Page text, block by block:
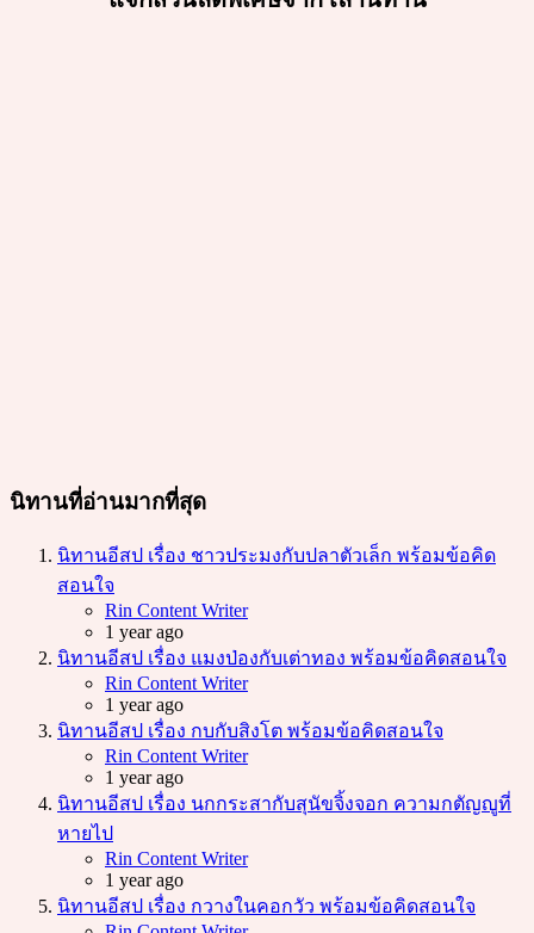
นิทานที่อ่านมากที่สุด
นิทานอีสป เรื่อง ชาวประมงกับปลาตัวเล็ก พร้อมข้อคิด
สอนใจ
Posted
Rin Content Writer
1 year ago
นิทานอีสป เรื่อง แมงป่องกับเต่าทอง พร้อมข้อคิดสอนใจ
Posted
Rin Content Writer
1 year ago
นิทานอีสป เรื่อง กบกับสิงโต พร้อมข้อคิดสอนใจ
Posted
Rin Content Writer
1 year ago
นิทานอีสป เรื่อง นกกระสากับสุนัขจิ้งจอก ความกตัญญูที่
หายไป
Posted
Rin Content Writer
1 year ago
นิทานอีสป เรื่อง กวางในคอกวัว พร้อมข้อคิดสอนใจ